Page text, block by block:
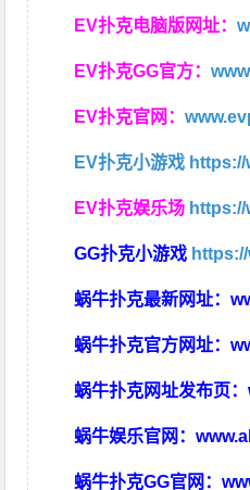
EV扑克电脑版网址：
EV扑克GG官方：
EV扑克官网：
EV扑克小游戏
EV扑克娱乐场
GG扑克小游戏
蜗牛扑克最新网址：
蜗牛扑克官方网址：
蜗牛扑克网址发布页：
蜗牛娱乐官网：
蜗牛扑克GG官网：